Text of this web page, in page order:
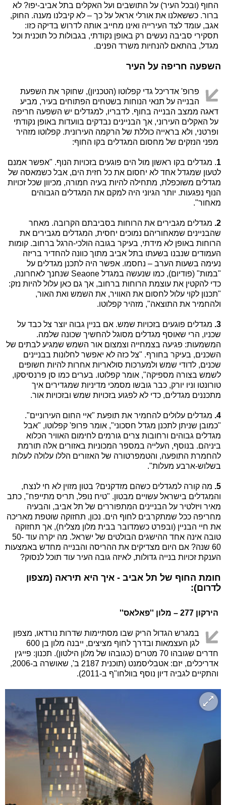
החוף (ובכל העיר) על התושבים ועל האקלים בתל אביב-יפו? לא
ברור. כששאלנו את אורלי אראל על כך – לא קיבלנו מענה. החוק,
אגב, עומד לצד העירייה ואינו מחייב אותה לדרוש בדיקה כזו:
תסקירי סביבה נעשים רק באופן נקודתי, בגבולות כל תוכנית וכל
מגדל, בהתאם להנחיות משרד הפנים.
השפעה חריפה על העיר
פרופ' אדריכל גדי קפלוטו (הטכניון), שחוקר את השפעת
הבנייה על תנאי הנוחות בשטחים הפתוחים בעיר, מביע
דאגה ממצב הבנייה בחוף. לדבריו, למגדלים יש השפעה חריפה
על האקלים העירוני, אך הבניינים נבדקים בוועדות באופן נקודתי
ופרטני, ולא בראייה כוללת של הרקמה העירונית. קפלוטו מזהיר
מפני הנזקים של מחסום המגדלים בקו החוף:
1. מגדלים בקו ראשון מול הים פוגעים בזכויות הנוף. "אפשר אמנם
לטעון שמגדל אחד לא יחסום את כל חזית הים, אבל כשמאסה של
מגדלים משוכפלת, מתחילה להיות בעיה חמורה, מכיוון שכל זכויות
הנוף נפגעות. יותר הגיוני היה למקם את המגדלים הגבוהים
מאחור".
2. מגדלים מגבירים את הרוחות בסביבתם הקרובה. מאחר
שהבניינים שמאחוריהם נמוכים יחסית, המגדלים מגבירים את
הרוחות באופן לא מידתי, בעיקר בגובה הולכי-הרגל ברחוב. קומות
העמודים שנבנו בשעתו בתל אביב מתוך כוונה להחדיר בריזה
נעימה בשעות הערב – נחסמו. אפשר היה לתכנן מגדלים על
"במות" (פודיום), כמו שנעשה במגדל Seaone שנחנך לאחרונה,
כדי להקטין את עוצמת הרוחות ברחוב, אך גם כאן עלול להיות נזק:
"תכנון לקוי עלול לחסום את האוויר, את השמש ואת האור,
ולהחמיר את התוצאה", מזהיר קפלוטו.
3. מגדלים פוגעים בזכויות שמש. אם בניין גבוה יוצר צל כבד על
שכניו, הרי שאוסף מגדלים מסוגל להחשיך שכונה שלמה.
המשמעות: פגיעה בצמחייה וצמצום אור השמש שמגיע לבתים של
השכנים, בעיקר בחורף. "צל כזה לא יאפשר לחלונות בבניינים
שכנים, לדודי שמש ולמערכות סולאריות אחרות להיות חשופים
לשמש בצורה מספיקה", אומר קפלוטו. בערים כמו סן פרנסיסקו,
טורונטו וניו יורק, כבר גובשו מסמכי מדיניות שמגדירים איך
מתכננים מגדלים, כדי לא לפגוע בזכויות שמש ובזכויות אור.
4. מגדלים עלולים להחמיר את תופעת "איי החום העירוניים".
"כמובן שניתן לתכנן מגדל חסכוני", אומר פרופ' קפלוטו, "אבל
מגדלים גבוהים ורחובות צרים גורמים לחימום האוויר הכלוא
ביניהם. בנוסף, העלייה במספר המכוניות באזורים אלה תורמת
להחמרת התופעה, והטמפרטורה של האזורים הללו עלולה לעלות
בשלוש-ארבע מעלות".
5. מה קורה למגדלים כשהם מזדקנים? בטון מזוין לא חי לנצח,
והמגדלים בישראל עשויים מבטון. "טיח נופל, תריס מתייפח", כתב
מאיר ויזלטיר על הבניינים המתפוררים של תל אביב, והבעיה
מחריפה ככל שמתקרבים לחוף הים. נכון, תחזוקה שוטפת מאריכה
את חיי הבניין (ובפרט כשמדובר בבית מלון מצליח), אך תחזוקה
טובה אינה אחד ההישגים הבולטים של ישראל. מה יקרה עוד 50-
60 שנה? אם היום מצדיקים את ההריסה והבנייה מחדש באמצעות
הענקת זכויות בנייה גדולות, לאיזה גובה העיר עוד תוכל לנסוק?
חומת החוף של תל אביב - איך היא תיראה (מצפון
לדרום):
הירקון 277 – מלון ''פאלאס''
במגרש הגדול הריק שבו מסתיימות שדרות נורדאו, מצפון
לגן העצמאות ובדרך לחוף מציצים, ייבנה מלון בן 600
חדרים שגובהו 70 מטרים (כגובהו של מלון הילטון). תכנון: פייגין
אדריכלים, יזם: אטבליסמנט (תוכנית 2187 ב', שאושרה ב-2006,
והתקיים לגביה דיון נוסף בוולחו"ף ב-2011).